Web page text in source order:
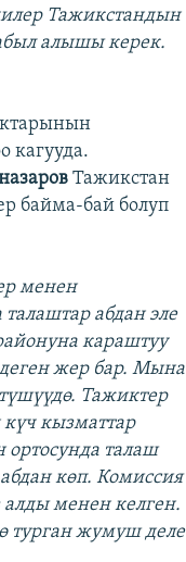
Тажикстандын
алышы керек.
кагууда.
Тажикстан
байма-бай болуп
менен
абдан эле
караштуу
жер бар. Мына
Тажиктер
күч кызматтар
ортосунда талаш
көп. Комиссия
алды менен келген.
турган жумуш деле